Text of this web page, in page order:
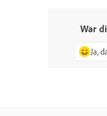
War
Ja,